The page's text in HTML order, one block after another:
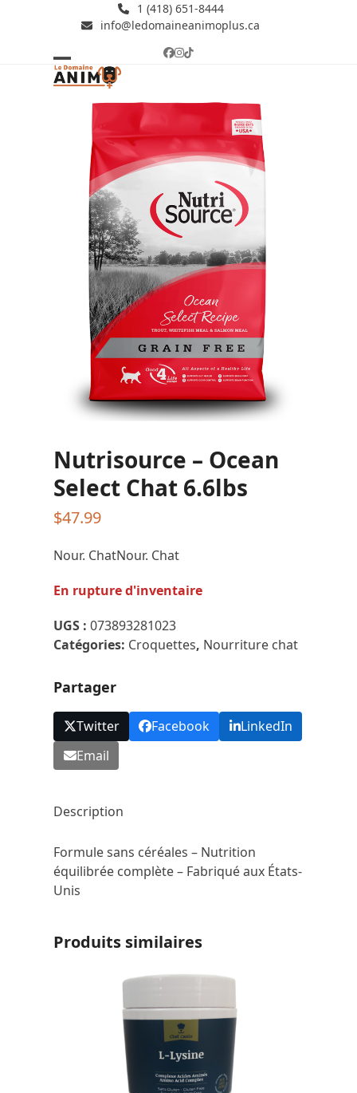
1 (418) 651-8444
info@ledomaineanimoplus.ca
Facebook
Instagram
Tiktok
Open
mobile
menu
Close
mobile
menu
Nutrisource – Ocean
Select Chat 6.6lbs
$47.99
Nour. ChatNour. Chat
En rupture d'inventaire
UGS :073893281023
Catégories: Croquettes, Nourriture chat
Partager
Twitter Facebook
LinkedIn
Email
Description
Formule sans céréales – Nutrition
équilibrée complète – Fabriqué aux États-
Unis
Produits similaires